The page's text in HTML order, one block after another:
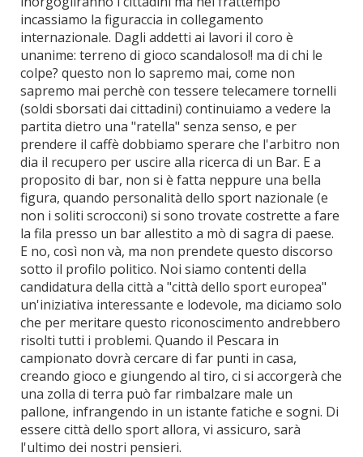
incassiamo la figuraccia in collegamento
internazionale. Dagli addetti ai lavori il coro è
unanime: terreno di gioco scandaloso!! ma di chi le
colpe? questo non lo sapremo mai, come non
sapremo mai perchè con tessere telecamere tornelli
(soldi sborsati dai cittadini) continuiamo a vedere la
partita dietro una "ratella" senza senso, e per
prendere il caffè dobbiamo sperare che l'arbitro non
dia il recupero per uscire alla ricerca di un Bar. E a
proposito di bar, non si è fatta neppure una bella
figura, quando personalità dello sport nazionale (e
non i soliti scrocconi) si sono trovate costrette a fare
la fila presso un bar allestito a mò di sagra di paese.
E no, così non và, ma non prendete questo discorso
sotto il profilo politico. Noi siamo contenti della
candidatura della città a "città dello sport europea"
un'iniziativa interessante e lodevole, ma diciamo solo
che per meritare questo riconoscimento andrebbero
risolti tutti i problemi. Quando il Pescara in
campionato dovrà cercare di far punti in casa,
creando gioco e giungendo al tiro, ci si accorgerà che
una zolla di terra può far rimbalzare male un
pallone, infrangendo in un istante fatiche e sogni. Di
essere città dello sport allora, vi assicuro, sarà
l'ultimo dei nostri pensieri.